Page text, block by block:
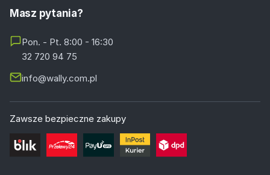
Masz pytania?
Pon. - Pt. 8:00 - 16:30
32 720 94 75
info@wally.com.pl
Zawsze bezpieczne zakupy